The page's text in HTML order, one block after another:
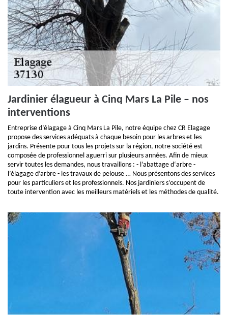
Jardinier élagueur à Cinq Mars La Pile – nos
interventions
Entreprise d’élagage à Cinq Mars La Pile, notre équipe chez CR Elagage
propose des services adéquats à chaque besoin pour les arbres et les
jardins. Présente pour tous les projets sur la région, notre société est
composée de professionnel aguerri sur plusieurs années. Afin de mieux
servir toutes les demandes, nous travaillons : - l’abattage d‘arbre -
l’élagage d’arbre - les travaux de pelouse … Nous présentons des services
pour les particuliers et les professionnels. Nos jardiniers s’occupent de
toute intervention avec les meilleurs matériels et les méthodes de qualité.